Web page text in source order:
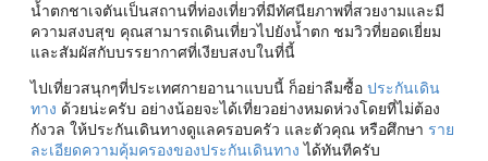
น้ำตกชาเจตันเป็นสถานที่ท่องเที่ยวที่มีทัศนียภาพที่สวยงามและมี
ความสงบสุข คุณสามารถเดินเที่ยวไปยังน้ำตก ชมวิวที่ยอดเยี่ยม
และสัมผัสกับบรรยากาศที่เงียบสงบในที่นี้
ไปเที่ยวสนุกๆที่ประเทศกายอานาแบบนี้ ก็อย่าลืมซื้อ ประกันเดิน
ทาง ด้วยน่ะครับ อย่างน้อยจะได้เที่ยวอย่างหมดห่วงโดยที่ไม่ต้อง
กังวล ให้ประกันเดินทางดูแลครอบครัว และตัวคุณ หรือศึกษา ราย
ละเอียดความคุ้มครองของประกันเดินทาง ได้ทันทีครับ